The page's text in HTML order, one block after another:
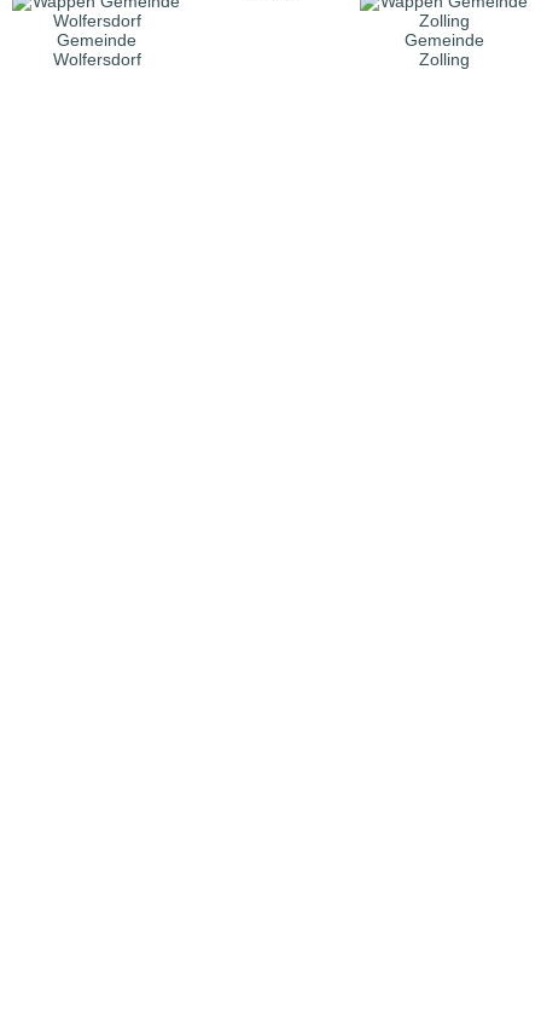
Gemeinde
Wolfersdorf
Gemeinde
Zolling